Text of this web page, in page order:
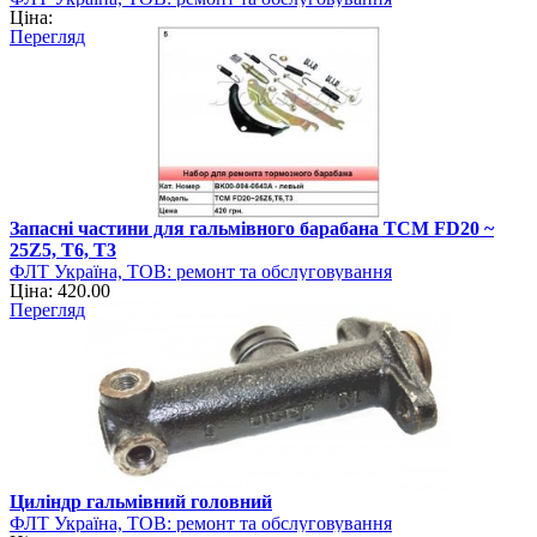
навантажувально-розвантажувальної техніки
Ціна:
Перегляд
Запасні частини для гальмівного барабана TCM FD20 ~
25Z5, T6, T3
ФЛТ Україна, ТОВ: ремонт та обслуговування
навантажувально-розвантажувальної техніки
Ціна: 420.00
Перегляд
Циліндр гальмівний головний
ФЛТ Україна, ТОВ: ремонт та обслуговування